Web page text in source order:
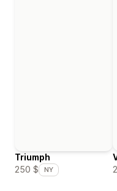
Triumph
250 $
NY